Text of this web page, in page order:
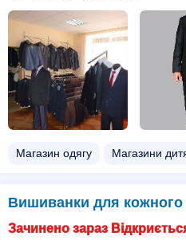
Магазин одягу Магазини
Вишиванки для кожного
Зачинено зараз